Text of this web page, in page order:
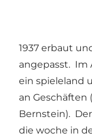
1937 erbaut
angepasst. Im
ein spieleland
an
Bernstein).
die woche in